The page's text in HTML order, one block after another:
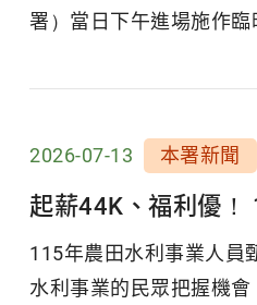
署）當日下午進場施作
2026-07-13 本署新聞
起薪44K、福利優
115年農田水利事業人員
水利事業的民眾把握機